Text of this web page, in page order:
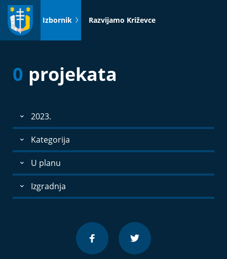
Idi
sadržaj
Izbornik Razvijamo Križevce
0 projekata
2023.
Kategorija
U planu
Izgradnja